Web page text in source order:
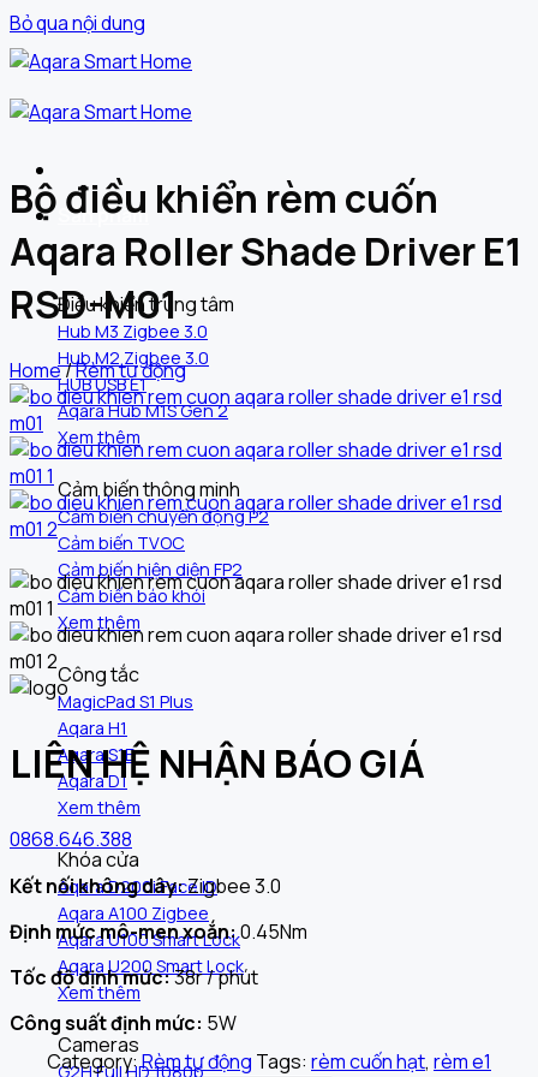
Bỏ qua nội dung
Sản phẩm
Điều khiển trung tâm
Hub M3 Zigbee 3.0
Hub M2 Zigbee 3.0
HUB USB E1
Aqara Hub M1S Gen 2
Xem thêm
Cảm biến thông minh
Cảm biến chuyển động P2
Cảm biến TVOC
Cảm biến hiện diện FP2
Cảm biến báo khói
Xem thêm
Công tắc
MagicPad S1 Plus
Aqara H1
Aqara S1E
Aqara D1
Xem thêm
Khóa cửa
Aqara D200i Face ID
Aqara A100 Zigbee
Aqara U100 Smart Lock
Aqara U200 Smart Lock
Xem thêm
Cameras
G2H Full HD 1080p
Bộ điều khiển rèm cuốn
Aqara Roller Shade Driver E1
RSD-M01
Home/Rèm tự động
LIÊN HỆ NHẬN BÁO GIÁ
0868.646.388
Kết nối không dây:Zigbee 3.0
Định mức mô-men xoắn:0.45Nm
Tốc độ định mức:38r / phút
Công suất định mức: 5W
Category:Rèm tự động Tags: rèm cuốn hạt, rèm e1